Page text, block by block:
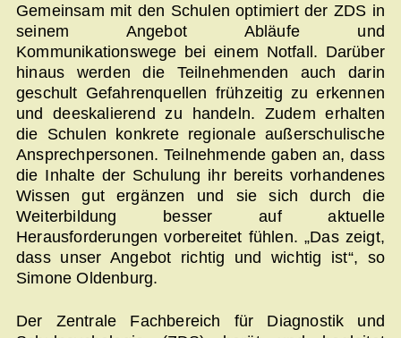
Gemeinsam mit den Schulen optimiert der ZDS in
seinem Angebot Abläufe und
Kommunikationswege bei einem Notfall. Darüber
hinaus werden die Teilnehmenden auch darin
geschult Gefahrenquellen frühzeitig zu erkennen
und deeskalierend zu handeln. Zudem erhalten
die Schulen konkrete regionale außerschulische
Ansprechpersonen. Teilnehmende gaben an, dass
die Inhalte der Schulung ihr bereits vorhandenes
Wissen gut ergänzen und sie sich durch die
Weiterbildung besser auf aktuelle
Herausforderungen vorbereitet fühlen. „Das zeigt,
dass unser Angebot richtig und wichtig ist“, so
Simone Oldenburg.
Der Zentrale Fachbereich für Diagnostik und